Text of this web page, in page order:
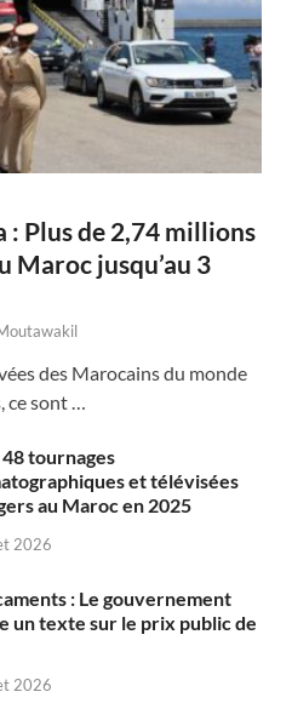
Plus de 2,74 millions
Maroc jusqu’au 3
des Marocains du monde
sont …
tournages
et télévisées
au Maroc en 2025
2026
: Le gouvernement
un texte sur le prix public de
2026